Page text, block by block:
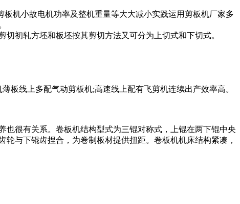
机小故电机功率及整机重量等大大减小实践运用剪板机厂家多
初轧方坯和板坯按其剪切方法又可分为上切式和下切式。
板线上多配气动剪板机;高速线上配有飞剪机连续出产效率高。
很有关系。卷板机结构型式为三锟对称式，上锟在两下锟中央
与下锟齿捏合，为卷制板材提供扭距。卷板机机床结构紧凑，